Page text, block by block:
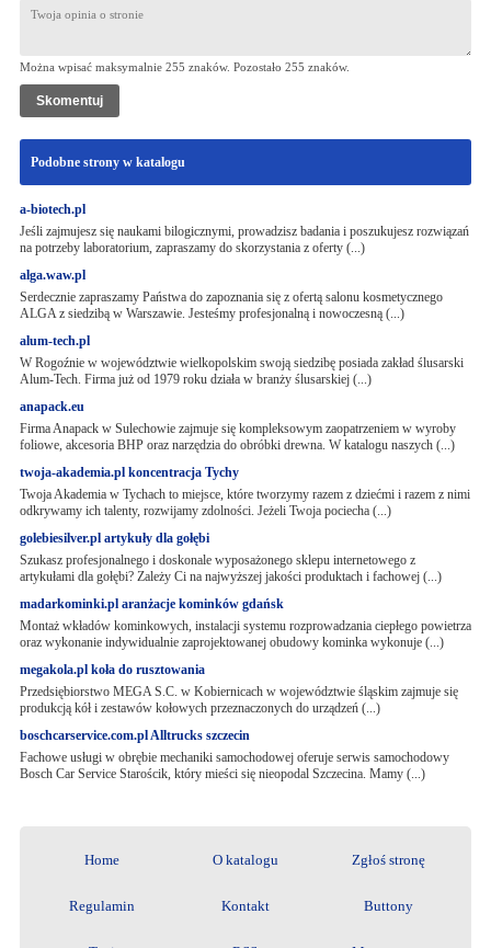
Można wpisać maksymalnie 255 znaków. Pozostało 255 znaków.
Podobne strony w katalogu
a-biotech.pl
Jeśli zajmujesz się naukami bilogicznymi, prowadzisz badania i poszukujesz rozwiązań
na potrzeby laboratorium, zapraszamy do skorzystania z oferty (...)
alga.waw.pl
Serdecznie zapraszamy Państwa do zapoznania się z ofertą salonu kosmetycznego
ALGA z siedzibą w Warszawie. Jesteśmy profesjonalną i nowoczesną (...)
alum-tech.pl
W Rogoźnie w województwie wielkopolskim swoją siedzibę posiada zakład ślusarski
Alum-Tech. Firma już od 1979 roku działa w branży ślusarskiej (...)
anapack.eu
Firma Anapack w Sulechowie zajmuje się kompleksowym zaopatrzeniem w wyroby
foliowe, akcesoria BHP oraz narzędzia do obróbki drewna. W katalogu naszych (...)
twoja-akademia.pl koncentracja Tychy
Twoja Akademia w Tychach to miejsce, które tworzymy razem z dziećmi i razem z nimi
odkrywamy ich talenty, rozwijamy zdolności. Jeżeli Twoja pociecha (...)
golebiesilver.pl artykuły dla gołębi
Szukasz profesjonalnego i doskonale wyposażonego sklepu internetowego z
artykułami dla gołębi? Zależy Ci na najwyższej jakości produktach i fachowej (...)
madarkominki.pl aranżacje kominków gdańsk
Montaż wkładów kominkowych, instalacji systemu rozprowadzania ciepłego powietrza
oraz wykonanie indywidualnie zaprojektowanej obudowy kominka wykonuje (...)
megakola.pl koła do rusztowania
Przedsiębiorstwo MEGA S.C. w Kobiernicach w województwie śląskim zajmuje się
produkcją kół i zestawów kołowych przeznaczonych do urządzeń (...)
boschcarservice.com.pl Alltrucks szczecin
Fachowe usługi w obrębie mechaniki samochodowej oferuje serwis samochodowy
Bosch Car Service Starościk, który mieści się nieopodal Szczecina. Mamy (...)
Home O katalogu Zgłoś stronę
Regulamin Kontakt Buttony